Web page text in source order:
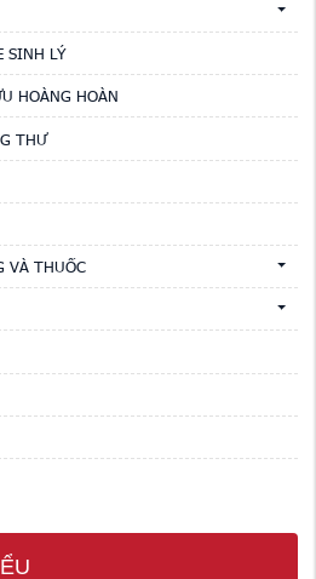
SINH LÝ
HOÀNG HOÀN
THƯ
VÀ THUỐC